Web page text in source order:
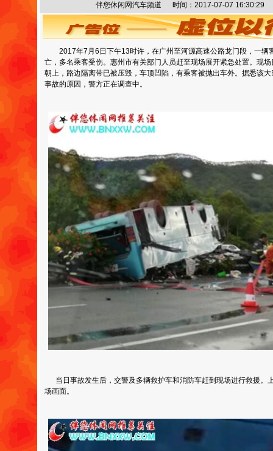
伴您休闲网汽车频道 时间：2017-07-07
2017年7月6日下午13时许，在广州至河源高速公路龙门段，一辆
亡，多名乘客受伤。惠州市有关部门人员赶至现场展开紧急处置。现
朝上，路边隔离带已被压毁，车顶凹陷，有乘客被抛出车外。据悉该
事故的原因，警方正在调查中。
当日事故发生后，交警及多辆救护车和消防车赶到现场进行救援。
场画面。